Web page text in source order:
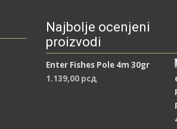
Najbolje ocenjeni
proizvodi
Enter Fishes Pole 4m 30gr
1.139,00 рсд